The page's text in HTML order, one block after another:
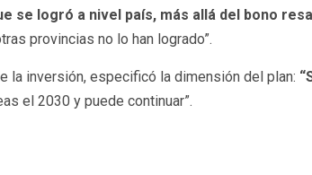
se logró a nivel país, más allá del bono
provincias no lo han logrado”.
la inversión, especificó la dimensión del plan:
el 2030 y puede continuar”.